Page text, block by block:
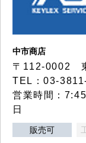
中市商店
〒112-0002
TEL：03-
営業時間：
日
販売可